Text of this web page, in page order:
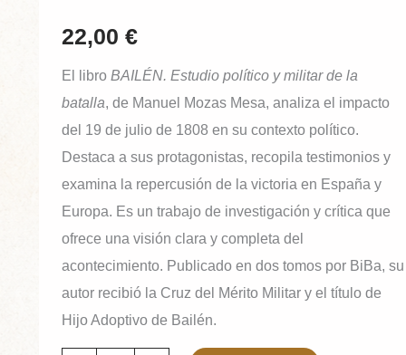
22,00€
El libroBAILÉN. Estudio político y militar de la
batalla, de Manuel Mozas Mesa, analiza el impacto
del 19 de julio de 1808 en su contexto político.
Destaca a sus protagonistas, recopila testimonios y
examina la repercusión de la victoria en España y
Europa. Es un trabajo de investigación y crítica que
ofrece una visión clara y completa del
acontecimiento. Publicado en dos tomos por BiBa, su
autor recibió la Cruz del Mérito Militar y el título de
Hijo Adoptivo de Bailén.